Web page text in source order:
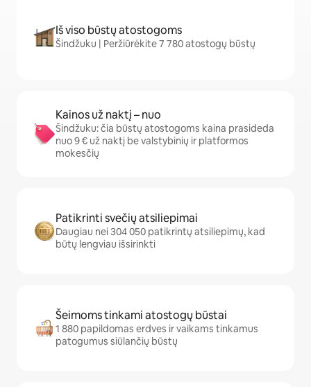
Iš viso būstų atostogoms
Šindžuku | Peržiūrėkite 7 780 atostogų būstų
Kainos už naktį – nuo
Šindžuku: čia būstų atostogoms kaina prasideda
nuo 9 € už naktį be valstybinių ir platformos
mokesčių
Patikrinti svečių atsiliepimai
Daugiau nei 304 050 patikrintų atsiliepimų, kad
būtų lengviau išsirinkti
Šeimoms tinkami atostogų būstai
1 880 papildomas erdves ir vaikams tinkamus
patogumus siūlančių būstų